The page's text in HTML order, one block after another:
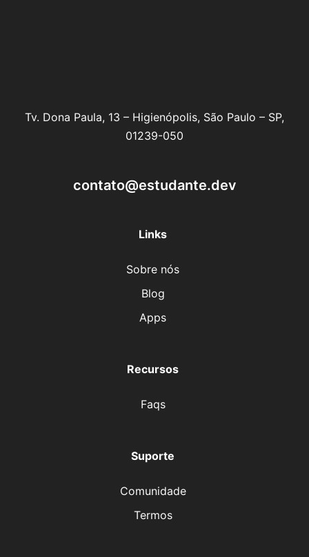
Tv. Dona Paula, 13 – Higienópolis, São Paulo – SP,
01239-050
contato@estudante.dev
Links
Sobre nós
Blog
Apps
Recursos
Faqs
Suporte
Comunidade
Termos